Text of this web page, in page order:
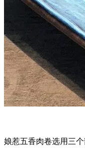
娘惹五香肉卷选用三